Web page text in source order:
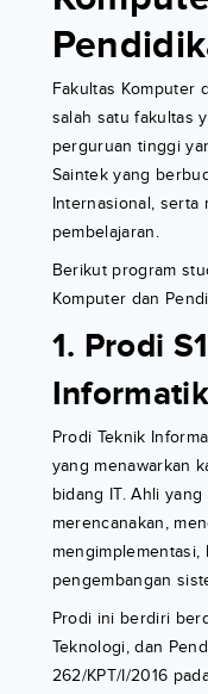
Fakultas Komputer
salah satu fakultas
perguruan tinggi
Saintek yang
Internasional, serta
pembelajaran.
Berikut program
Komputer dan
1. Prodi
Prodi Teknik
yang menawarkan
bidang IT. Ahli
merencanakan,
pengembangan
Prodi ini berdiri
Teknologi, dan
262/KPT/I/2016